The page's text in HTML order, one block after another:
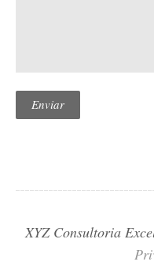
XYZ Consultoria